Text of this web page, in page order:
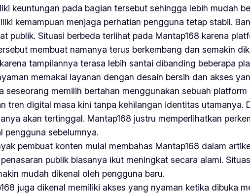
keuntungan pada bagian tersebut sehingga lebih mudah
kemampuan menjaga perhatian pengguna tetap stabil.
publik. Situasi berbeda terlihat pada Mantap168 karena
membuat namanya terus berkembang dan semakin
tampilannya terasa lebih santai dibanding beberapa
memakai layanan dengan desain bersih dan akses
memilih bertahan menggunakan sebuah
tren digital masa kini tanpa kehilangan identitas utamanya.
akan tertinggal. Mantap168 justru memperlihatkan
pengguna sebelumnya.
pembuat konten mulai membahas Mantap168 dalam
publik biasanya ikut meningkat secara alami.
mudah dikenal oleh pengguna baru.
juga dikenal memiliki akses yang nyaman ketika dibuka